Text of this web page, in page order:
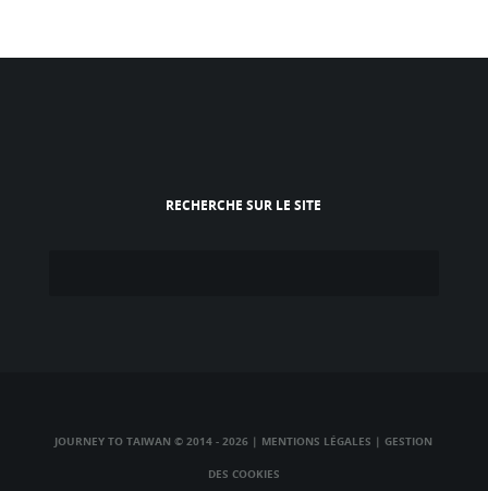
RECHERCHE SUR LE SITE
JOURNEY TO TAIWAN © 2014 - 2026 | MENTIONS LÉGALES |GESTION
DES COOKIES